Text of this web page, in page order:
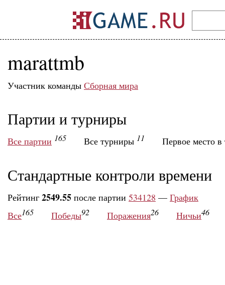
marattmb
Участник команды Сборная мира
Партии и турниры
Все партии 165 Все турниры 11 Первое место
Стандартные контроли времени
Рейтинг 2549.55 после партии 534128 — График
Все165 Победы92 Поражения26 Ничьи46